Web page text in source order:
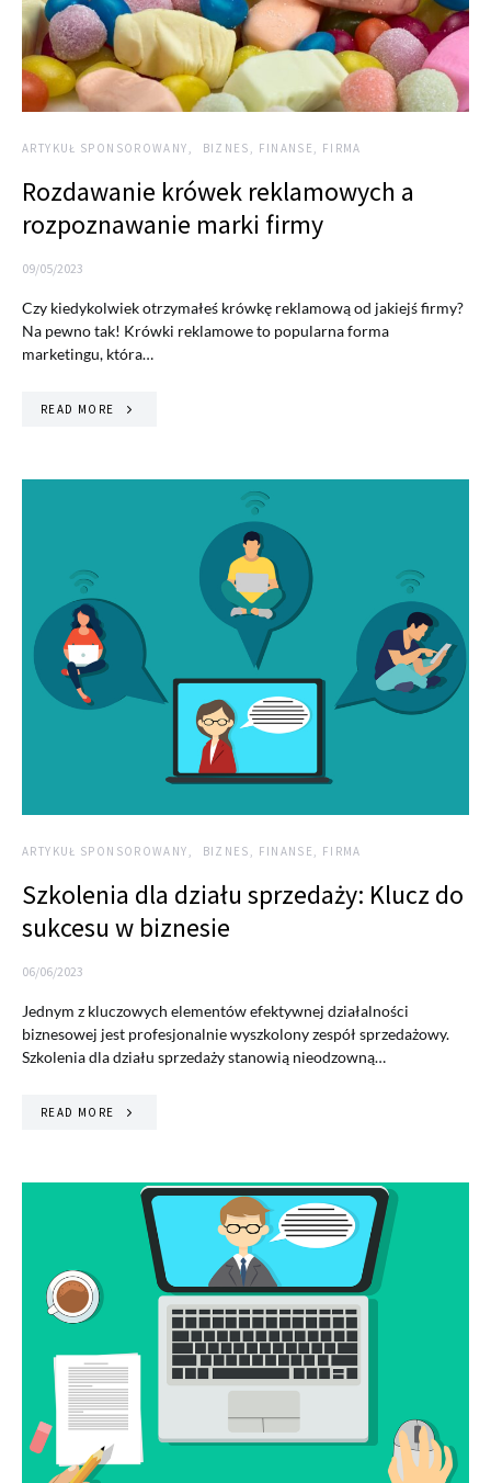
ARTYKUŁ SPONSOROWANY BIZNES, FINANSE, FIRMA
Rozdawanie krówek reklamowych a
rozpoznawanie marki firmy
09/05/2023
Czy kiedykolwiek otrzymałeś krówkę reklamową od jakiejś firmy?
Na pewno tak! Krówki reklamowe to popularna forma
marketingu, która…
READ MORE
ARTYKUŁ SPONSOROWANY BIZNES, FINANSE, FIRMA
Szkolenia dla działu sprzedaży: Klucz do
sukcesu w biznesie
06/06/2023
Jednym z kluczowych elementów efektywnej działalności
biznesowej jest profesjonalnie wyszkolony zespół sprzedażowy.
Szkolenia dla działu sprzedaży stanowią nieodzowną…
READ MORE